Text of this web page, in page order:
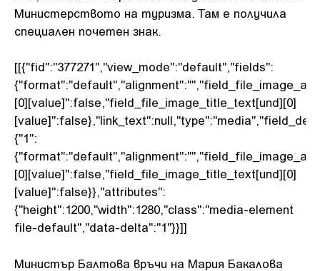
Министерството на туризма. Там е получила
специален почетен знак.
[[{"fid":"377271","view_mode":"default","fields":
[0][value]":false,"field_file_image_title_text[und][0]
{"1":
[0][value]":false,"field_file_image_title_text[und][0]
[value]":false}},"attributes":
{"height":1200,"width":1280,"class":"media-element
file-default","data-delta":"1"}}]]
Министър Балтова връчи на Мария Бакалова